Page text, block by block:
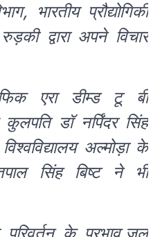
भारतीय प्रौद्योगिकी
द्वारा अपने विचार
एरा डीम्ड टू बी
कुलपति डॉ नर्पिंदर सिंह
अल्मोड़ा के
सिंह बिष्ट ने भी